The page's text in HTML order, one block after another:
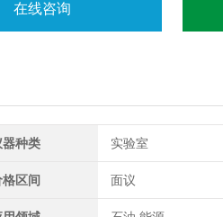
在线咨询
器种类 实验室
格区间 面议